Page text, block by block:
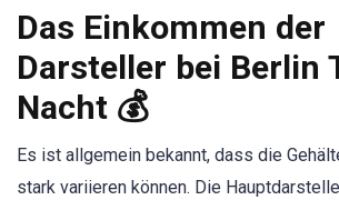
Das Einkommen der
Darsteller bei Berlin
Nacht 💰
Es ist allgemein bekannt, dass die
stark variieren können. Die